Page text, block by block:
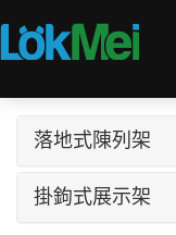
落地式陳列架
掛鉤式展示架